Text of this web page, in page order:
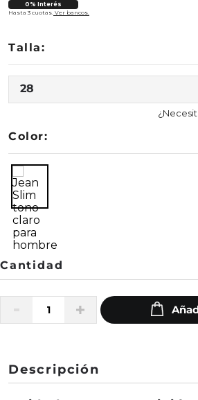
0% Interés
Hasta 3 cuotas. Ver bancos.
28
Color:
Descripción